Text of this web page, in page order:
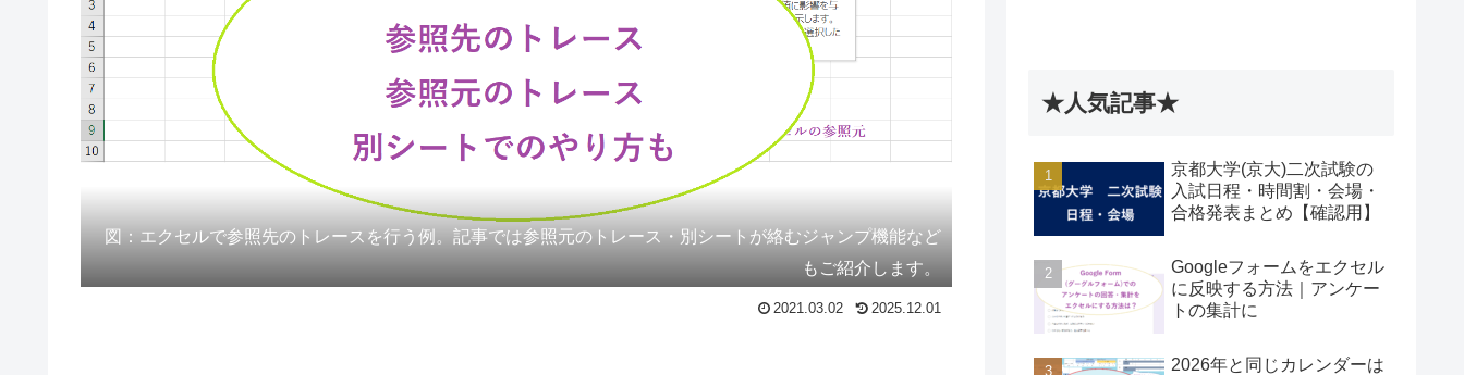
図：エクセルで参照先のトレースを行う例。記事では参照元のトレース・別シートが絡むジャンプ機能など
もご紹介します。
2021.03.02 2025.12.01
★人気記事★
京都大学(京大)二次試験の
入試日程・時間割・会場・
合格発表まとめ【確認用】
Googleフォームをエクセル
に反映する方法｜アンケー
トの集計に
2026年と同じカレンダーは